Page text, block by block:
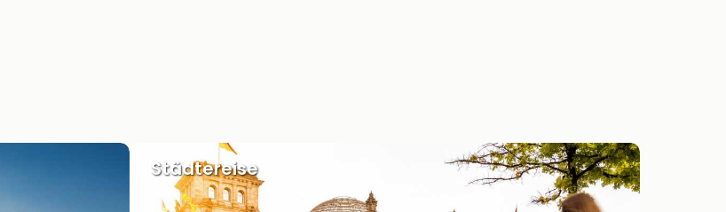
Städtereise